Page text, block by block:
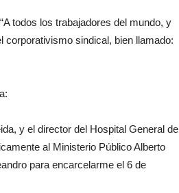
todos los trabajadores del mundo, y
sindical, bien llamado:
y el director del Hospital General de
al Ministerio Público Alberto
para encarcelarme el 6 de